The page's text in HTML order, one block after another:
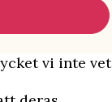
vi inte vet